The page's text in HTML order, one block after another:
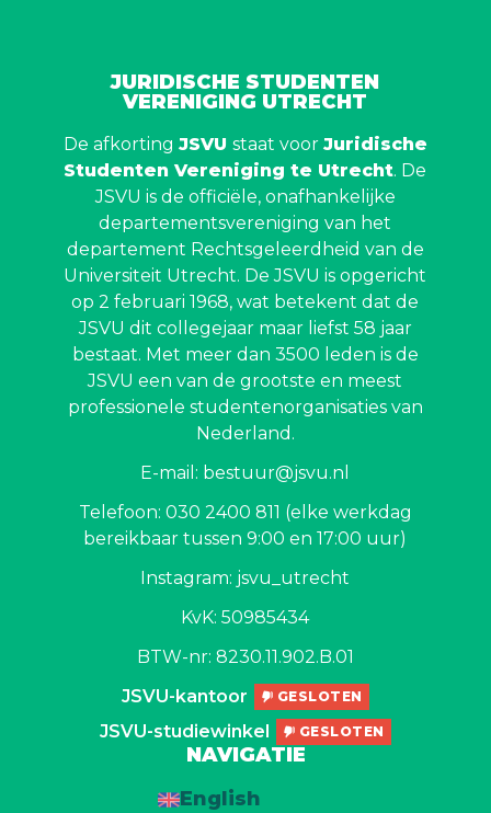
JURIDISCHE STUDENTEN
VERENIGING UTRECHT
De afkorting JSVU staat voor Juridische
Studenten Vereniging te Utrecht. De
JSVU is de officiële, onafhankelijke
departementsvereniging van het
departement Rechtsgeleerdheid van de
Universiteit Utrecht. De JSVU is opgericht
op 2 februari 1968, wat betekent dat de
JSVU dit collegejaar maar liefst 58 jaar
bestaat. Met meer dan 3500 leden is de
JSVU een van de grootste en meest
professionele studentenorganisaties van
Nederland.
E-mail: bestuur@jsvu.nl
Telefoon: 030 2400 811 (elke werkdag
bereikbaar tussen 9:00 en 17:00 uur)
Instagram: jsvu_utrecht
KvK: 50985434
BTW-nr: 8230.11.902.B.01
JSVU-kantoor
GESLOTEN
JSVU-studiewinkel GESLOTEN
NAVIGATIE
English